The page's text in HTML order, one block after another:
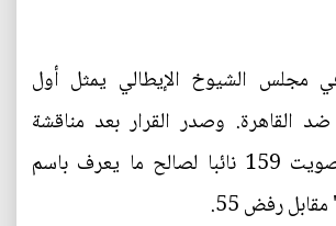
مجلس الشيوخ الإيطالي يمثل أول
القاهرة. وصدر القرار بعد مناقشة
حامية انتهت بتصويت 159 نائبا لصالح ما يعرف باسم
رفض 55.